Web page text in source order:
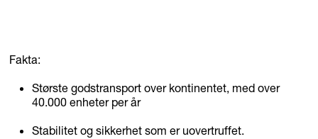
Fakta:
Største godstransport over kontinentet, med over
40.000 enheter per år
Stabilitet og sikkerhet som er uovertruffet.